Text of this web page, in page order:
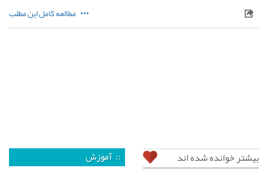
مطالعه کامل این مطلب
بیشتر خوانده شده اند :: آموزش